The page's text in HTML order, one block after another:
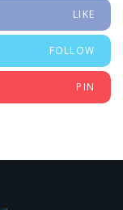
LIKE
FOLLOW
PIN